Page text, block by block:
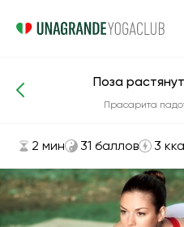
Асаны и упражнения
Поза
Прасарита
2 мин 31 баллов 3